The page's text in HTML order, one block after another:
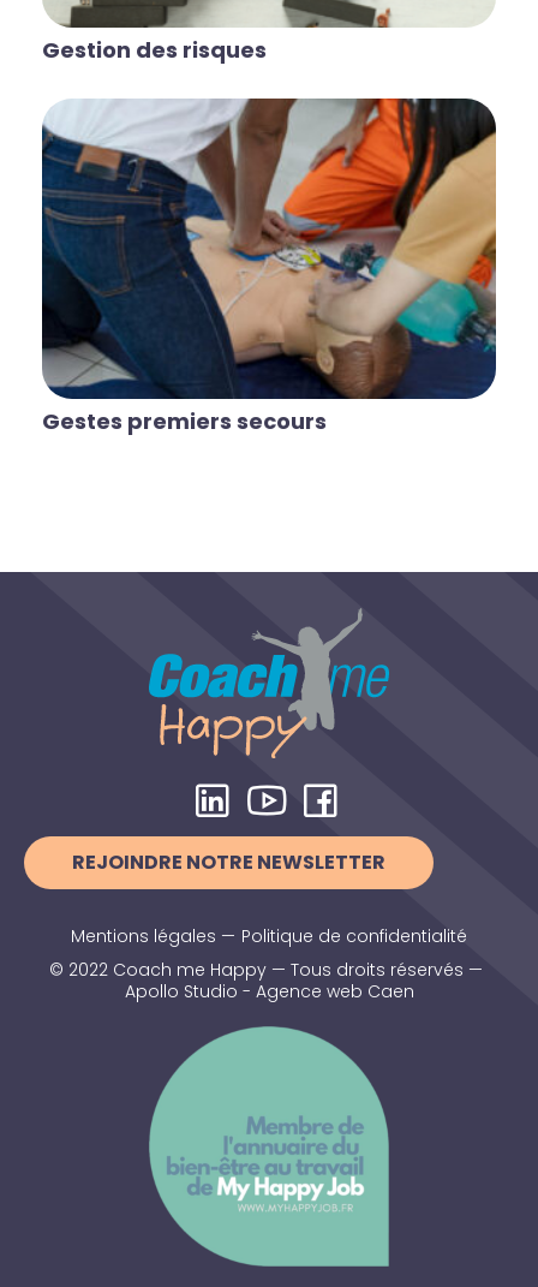
Gestion des risques
Gestes premiers secours
REJOINDRE NOTRE NEWSLETTER
Mentions légales — Politique de confidentialité
© 2022 Coach me Happy — Tous droits réservés —
Apollo Studio - Agence web Caen